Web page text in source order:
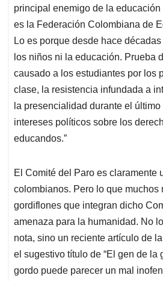
principal enemigo de la
es la Federación Colombiana de
Lo es porque desde hace
los niños ni la educación. Prueba
causado a los estudiantes por los
clase, la resistencia infundada a
la presencialidad durante el
intereses políticos sobre los
educandos.”
El Comité del Paro es claramente
colombianos. Pero lo que muchos
gordiflones que integran dicho
amenaza para la humanidad. No
nota, sino un reciente artículo de
el sugestivo título de “El gen de la
gordo puede parecer un mal